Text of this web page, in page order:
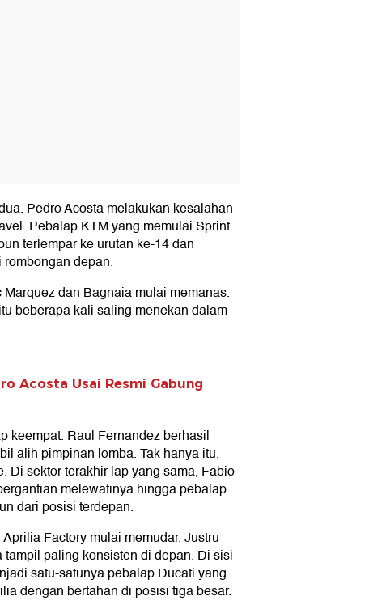
Pedro Acosta melakukan kesalahan
Pebalap KTM yang memulai Sprint
terlempar ke urutan ke-14 dan
depan.
dan Bagnaia mulai memanas.
beberapa kali saling menekan dalam
Acosta Usai Resmi Gabung
keempat. Raul Fernandez berhasil
alih pimpinan lomba. Tak hanya itu,
Di sektor terakhir lap yang sama, Fabio
melewatinya hingga pebalap
dari posisi terdepan.
Factory mulai memudar. Justru
paling konsisten di depan. Di sisi
satu-satunya pebalap Ducati yang
dengan bertahan di posisi tiga besar.